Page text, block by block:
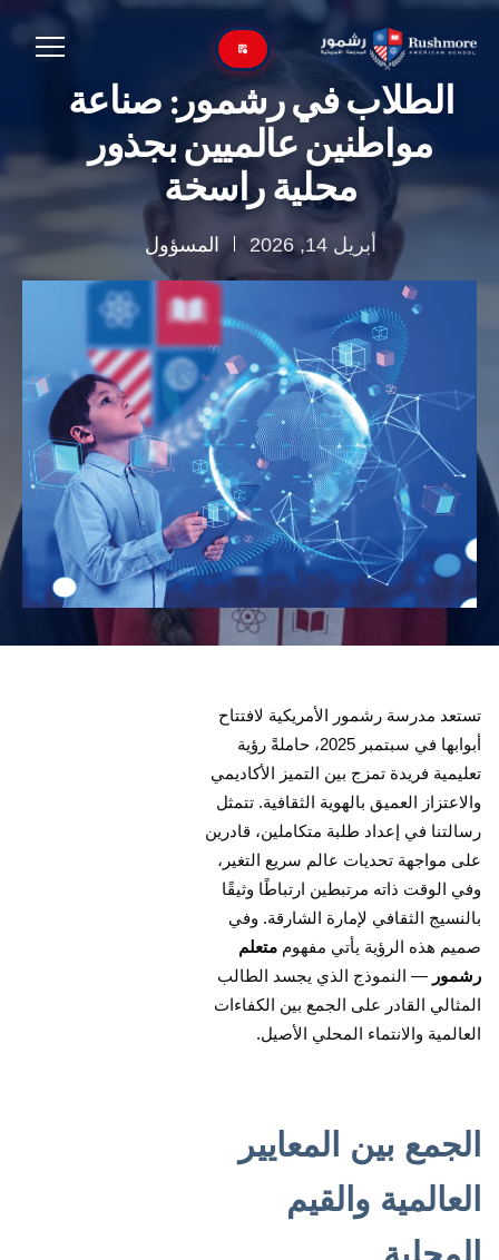
الطلاب في رشمور: صناعة
مواطنين عالميين بجذور
محلية راسخة
أبريل 14, 2026 المسؤول
تستعد مدرسة رشمور الأمريكية لافتتاح
أبوابها في سبتمبر 2025، حاملةً رؤية
تعليمية فريدة تمزج بين التميز الأكاديمي
والاعتزاز العميق بالهوية الثقافية. تتمثل
رسالتنا في إعداد طلبة متكاملين، قادرين
على مواجهة تحديات عالم سريع التغير،
وفي الوقت ذاته مرتبطين ارتباطًا وثيقًا
بالنسيج الثقافي لإمارة الشارقة. وفي
صميم هذه الرؤية يأتي مفهوم متعلم
رشمور — النموذج الذي يجسد الطالب
المثالي القادر على الجمع بين الكفاءات
العالمية والانتماء المحلي الأصيل.
الجمع بين المعايير
العالمية والقيم